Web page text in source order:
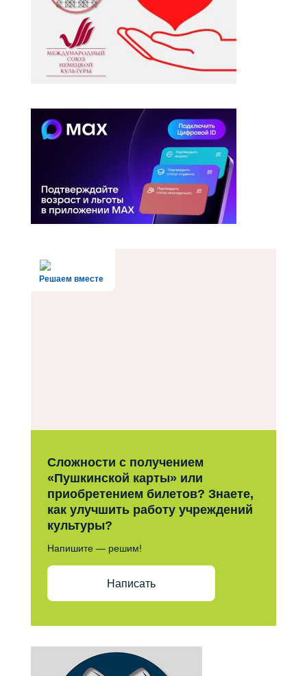
Решаем вместе
Сложности с получением
«Пушкинской карты» или
приобретением билетов? Знаете,
как улучшить работу учреждений
культуры?
Напишите — решим!
Написать